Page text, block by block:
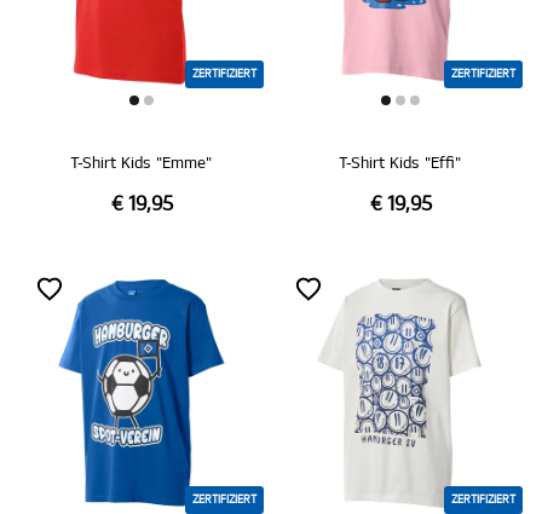
ZERTIFIZIERT
T-Shirt Kids "Emme"
€ 19,95
ZERTIFIZIERT
T-Shirt Kids "Effi"
€ 19,95
ZERTIFIZIERT ZERTIFIZIERT